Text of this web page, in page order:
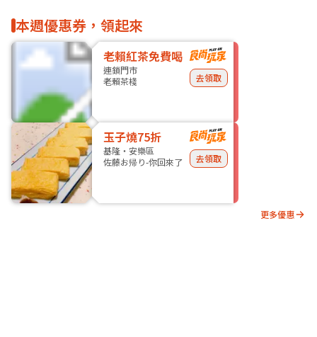
本週優惠券，領起來
老賴紅茶免費喝
連鎖門市
老賴茶棧
去領取
玉子燒75折
基隆・安樂區
佐藤お帰り-你回來了
去領取
更多優惠